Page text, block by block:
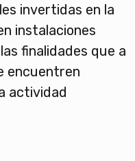
invertidas en la
instalaciones
finalidades que a
encuentren
actividad